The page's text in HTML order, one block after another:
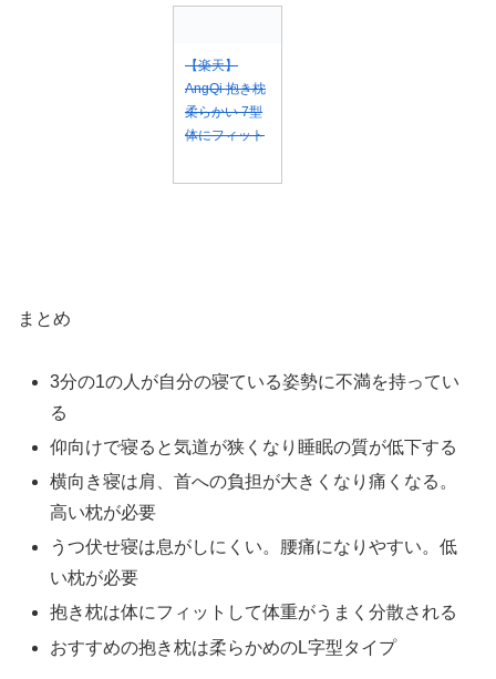
【楽天】
AngQi 抱き枕
柔らかい 7型
体にフィット
まとめ
3分の1の人が自分の寝ている姿勢に不満を持ってい
る
仰向けで寝ると気道が狭くなり睡眠の質が低下する
横向き寝は肩、首への負担が大きくなり痛くなる。
高い枕が必要
うつ伏せ寝は息がしにくい。腰痛になりやすい。低
い枕が必要
抱き枕は体にフィットして体重がうまく分散される
おすすめの抱き枕は柔らかめのL字型タイプ